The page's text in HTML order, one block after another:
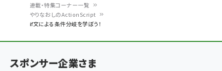
く
ず
連載・特集コーナー一覧
やりなおしのActionScript
if文による条件分岐を学ぼう！
スポンサー企業さま